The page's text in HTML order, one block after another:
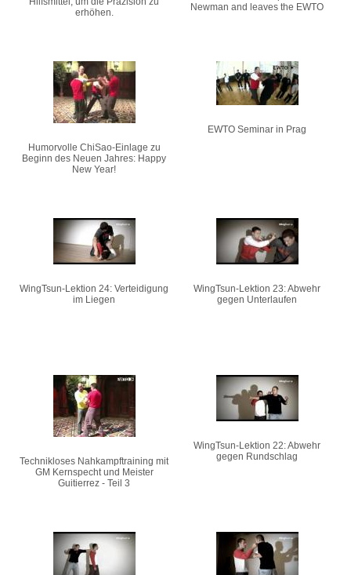
erhöhen.
Newman and leaves the EWTO
Humorvolle ChiSao-Einlage zu
Beginn des Neuen Jahres: Happy
New Year!
EWTO Seminar in Prag
WingTsun-Lektion 24: Verteidigung
im Liegen
WingTsun-Lektion 23: Abwehr
gegen Unterlaufen
Technikloses Nahkampftraining mit
GM Kernspecht und Meister
Guitierrez - Teil 3
WingTsun-Lektion 22: Abwehr
gegen Rundschlag